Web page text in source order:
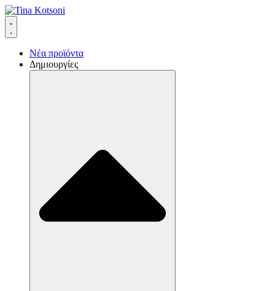
Νέα προϊόντα
Δημιουργίες